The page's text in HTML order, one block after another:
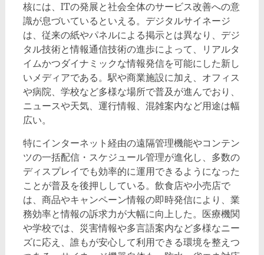
核には、ITの発展と社会全体のサービス改善への意
識が息づいているといえる。デジタルサイネージ
は、従来の紙やパネルによる掲示とは異なり、デジ
タル技術と情報通信技術の進歩によって、リアルタ
イムかつダイナミックな情報発信を可能にした新し
いメディアである。駅や商業施設に加え、オフィス
や病院、学校など多様な場所で普及が進んでおり、
ニュースや天気、運行情報、混雑案内など用途は幅
広い。
特にインターネット経由の遠隔管理機能やコンテン
ツの一括配信・スケジュール管理が進化し、多数の
ディスプレイでも効率的に運用できるようになった
ことが普及を後押ししている。飲食店や小売店で
は、商品やキャンペーン情報の即時発信により、業
務効率と情報の訴求力が大幅に向上した。医療機関
や学校では、災害情報や多言語案内など多様なニー
ズに応え、誰もが安心して利用できる環境を整えつ